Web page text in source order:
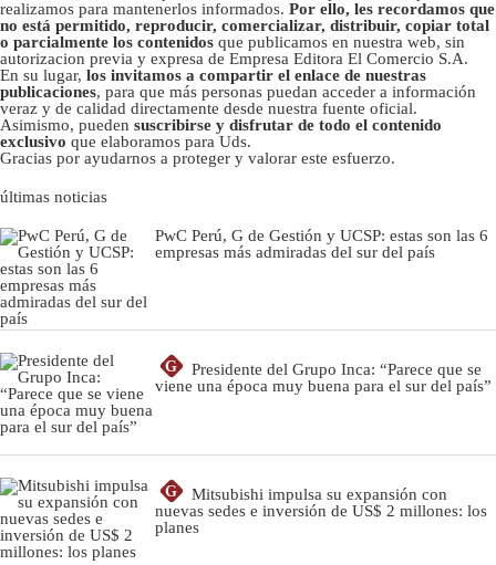
realizamos para mantenerlos informados. Por ello, les recordamos que
no está permitido, reproducir, comercializar, distribuir, copiar total
o parcialmente los contenidos que publicamos en nuestra web, sin
autorizacion previa y expresa de Empresa Editora El Comercio S.A.
En su lugar, los invitamos a compartir el enlace de nuestras
publicaciones, para que más personas puedan acceder a información
veraz y de calidad directamente desde nuestra fuente oficial.
Asimismo, pueden suscribirse y disfrutar de todo el contenido
exclusivo que elaboramos para Uds.
Gracias por ayudarnos a proteger y valorar este esfuerzo.
últimas noticias
PwC Perú, G de Gestión y UCSP: estas son las 6
empresas más admiradas del sur del país
G
Presidente del Grupo Inca: “Parece que se
viene una época muy buena para el sur del país”
G
Mitsubishi impulsa su expansión con
nuevas sedes e inversión de US$ 2 millones: los
planes